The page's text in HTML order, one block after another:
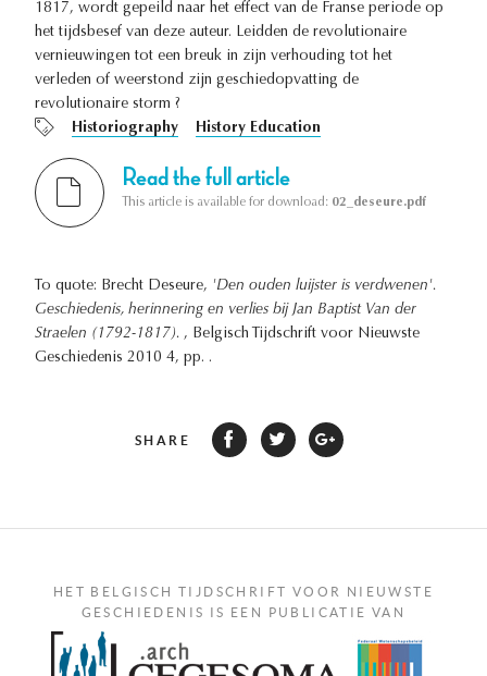
1817, wordt gepeild naar het effect van de Franse periode op
het tijdsbesef van deze auteur. Leidden de revolutionaire
vernieuwingen tot een breuk in zijn verhouding tot het
verleden of weerstond zijn geschiedopvatting de
revolutionaire storm ?
Historiography
History Education
Read the full article
This article is available for download: 02_deseure.pdf
To quote: Brecht Deseure, 'Den ouden luijster is verdwenen'.
Geschiedenis, herinnering en verlies bij Jan Baptist Van der
Straelen (1792-1817). , Belgisch Tijdschrift voor Nieuwste
Geschiedenis 2010 4, pp. .
SHARE
HET BELGISCH TIJDSCHRIFT VOOR NIEUWSTE
GESCHIEDENIS IS EEN PUBLICATIE VAN